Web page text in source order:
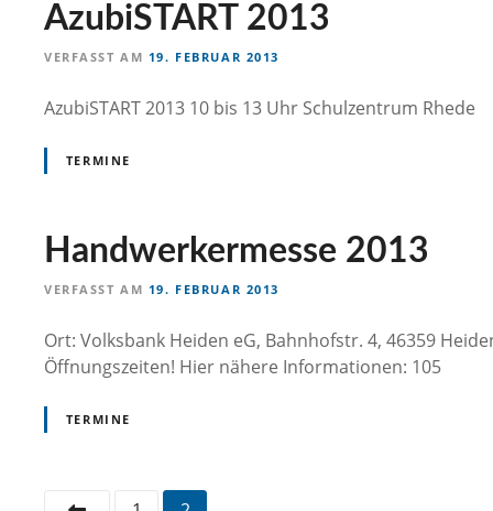
AzubiSTART 2013
VERFASST AM 19. FEBRUAR 2013
AzubiSTART 2013 10 bis 13 Uhr Schulzentrum Rhede
TERMINE
Handwerkermesse 2013
VERFASST AM 19. FEBRUAR 2013
Ort: Volksbank Heiden eG, Bahnhofstr. 4, 46359
Öffnungszeiten! Hier nähere Informationen: 105
TERMINE